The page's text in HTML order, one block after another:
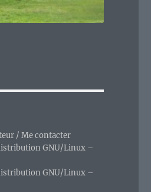
/ Me contacter
GNU/Linux –
GNU/Linux –